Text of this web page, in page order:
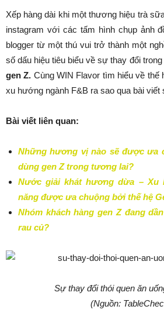
Xếp hàng dài khi một thương hiệu trà
instagram với các tấm hình chụp ảnh
blogger từ một thú vui trở thành một
số dấu hiệu tiêu biểu về sự thay đổi trong
gen Z. Cùng WIN Flavor tìm hiểu về thế
xu hướng ngành F&B ra sao qua bài viết
Bài viết liên quan:
Những hương vị nào sẽ được ưa
dùng gen Z trong tương lai?
Nước giải khát hương dừa – Xu
năng được ưa chuộng bởi thế hệ
Nhóm khách hàng gen Z đang
rau củ?
Sự thay đổi thói quen ăn
(Nguồn: